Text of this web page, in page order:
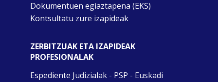
Dokumentuen egiaztapena (EKS)
Kontsultatu zure izapideak
ZERBITZUAK ETA IZAPIDEAK
PROFESIONALAK
Espediente Judizialak - PSP - Euskadi